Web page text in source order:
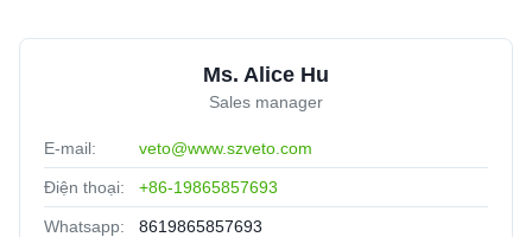
Ms. Alice Hu
Sales manager
E-mail: veto@www.szveto.com
Điện thoại: +86-19865857693
Whatsapp: 8619865857693